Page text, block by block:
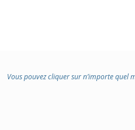
Vous pouvez cliquer sur n’importe